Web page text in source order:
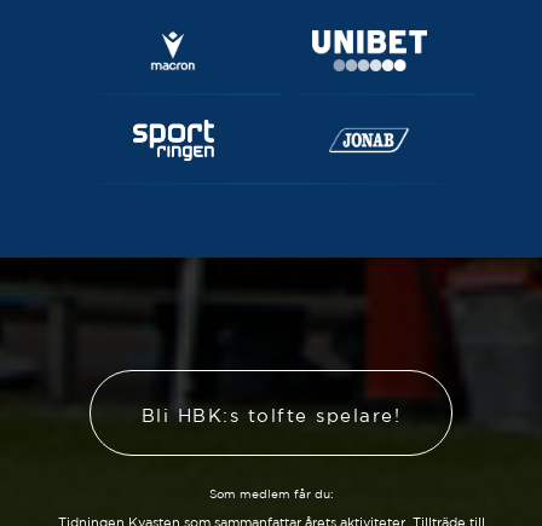
Bli HBK:s tolfte spelare!
Som medlem får du:
Tidningen Kvasten som sammanfattar årets aktiviteter. Tillträde till